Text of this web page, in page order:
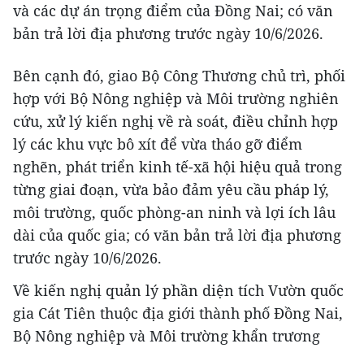
và các dự án trọng điểm của Đồng Nai; có văn
bản trả lời địa phương trước ngày 10/6/2026.
Bên cạnh đó, giao Bộ Công Thương chủ trì, phối
hợp với Bộ Nông nghiệp và Môi trường nghiên
cứu, xử lý kiến nghị về rà soát, điều chỉnh hợp
lý các khu vực bô xít để vừa tháo gỡ điểm
nghẽn, phát triển kinh tế-xã hội hiệu quả trong
từng giai đoạn, vừa bảo đảm yêu cầu pháp lý,
môi trường, quốc phòng-an ninh và lợi ích lâu
dài của quốc gia; có văn bản trả lời địa phương
trước ngày 10/6/2026.
Về kiến nghị quản lý phần diện tích Vườn quốc
gia Cát Tiên thuộc địa giới thành phố Đồng Nai,
Bộ Nông nghiệp và Môi trường khẩn trương